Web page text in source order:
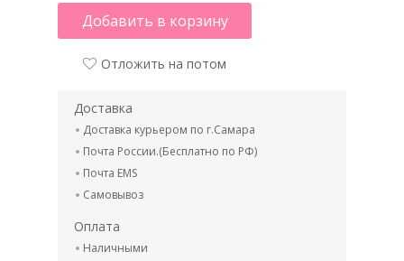
Добавить в корзину
Отложить на потом
Доставка
Доставка курьером по г.Самара
Почта России.(Бесплатно по РФ)
Почта EMS
Самовывоз
Оплата
Наличными